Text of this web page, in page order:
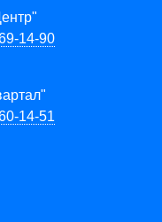
14-90
14-51